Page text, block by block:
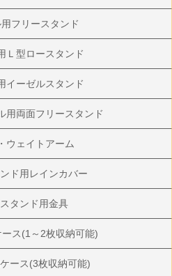
フリースタンド
Ｌ型ロースタンド
イーゼルスタンド
用両面フリースタンド
ウェイトアーム
ド用レインカバー
タンド用金具
ス(1～2枚収納可能)
ース(3枚収納可能)